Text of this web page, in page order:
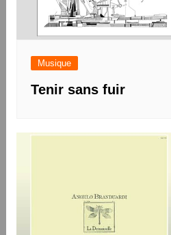
Musique
Tenir sans fuir